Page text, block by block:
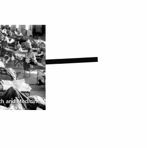
and Medicine